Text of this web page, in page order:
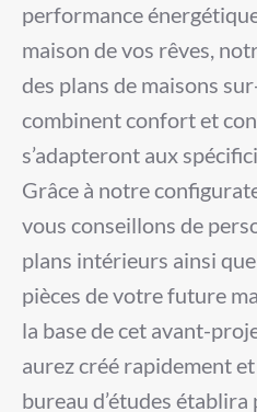
performance
maison de vos rêves,
des plans de maisons
combinent confort et
s’adapteront aux
Grâce à notre
vous conseillons de
plans intérieurs ainsi
pièces de votre future
la base de cet avant-
aurez créé rapidement
bureau d’études